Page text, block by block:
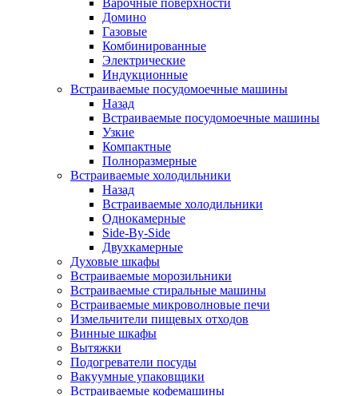
Варочные поверхности
Домино
Газовые
Комбинированные
Электрические
Индукционные
Встраиваемые посудомоечные машины
Назад
Встраиваемые посудомоечные машины
Узкие
Компактные
Полноразмерные
Встраиваемые холодильники
Назад
Встраиваемые холодильники
Однокамерные
Side-By-Side
Двухкамерные
Духовые шкафы
Встраиваемые морозильники
Встраиваемые стиральные машины
Встраиваемые микроволновые печи
Измельчители пищевых отходов
Винные шкафы
Вытяжки
Подогреватели посуды
Вакуумные упаковщики
Встраиваемые кофемашины